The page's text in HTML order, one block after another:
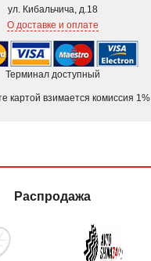
ул. Кибальчича, д.18
О доставке и оплате
Терминал доступный
картой взимается комиссия 1%
Распродажа